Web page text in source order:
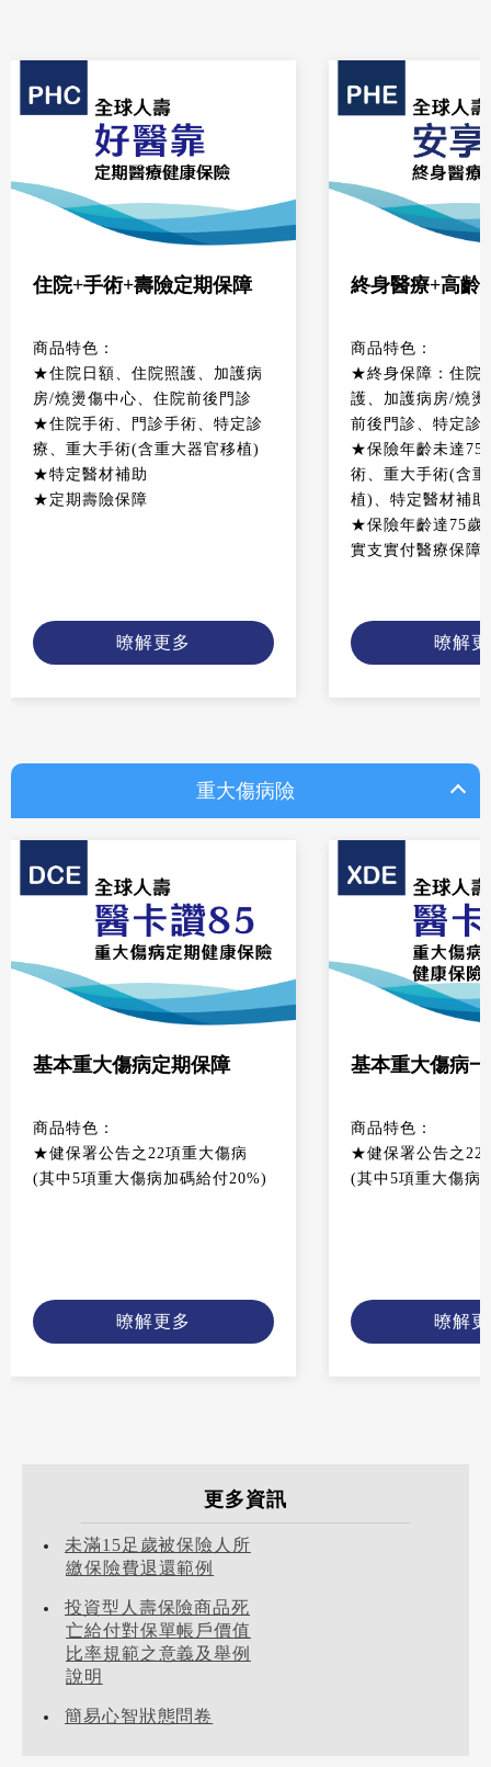
住院+手術+壽險定期保障
商品特色：
★住院日額、住院照護、加護病
房/燒燙傷中心、住院前後門診
★住院手術、門診手術、特定診
療、重大手術(含重大器官移植)
★特定醫材補助
★定期壽險保障
暸解更多
終身醫療+高齡
商品特色：
★終身保障：住院
護、加護病房/燒
前後門診、特定診
★保險年齡未達75
術、重大手術(含
植)、特定醫材補助
★保險年齡達75歲
實支實付醫療保障
暸解
重大傷病險
基本重大傷病定期保障
商品特色：
★健保署公告之22項重大傷病
(其中5項重大傷病加碼給付20%)
暸解更多
基本重大傷病
商品特色：
★健保署公告之22
(其中5項重大傷病
暸解
更多資訊
未滿15足歲被保險人所
繳保險費退還範例
投資型人壽保險商品死
亡給付對保單帳戶價值
比率規範之意義及舉例
說明
簡易心智狀態問卷